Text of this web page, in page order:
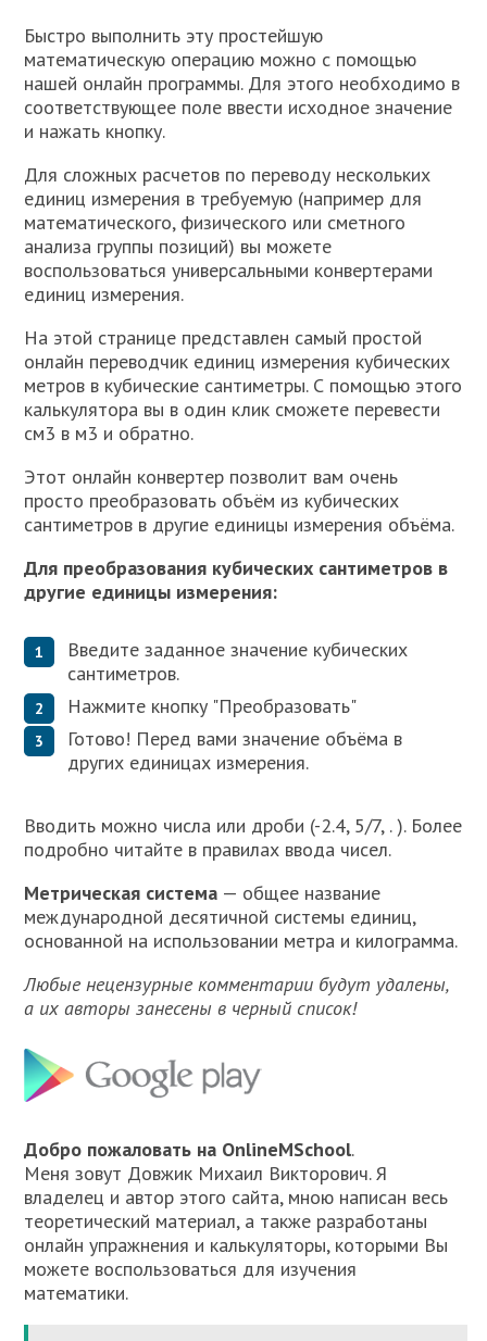
Быстро выполнить эту простейшую
математическую операцию можно с помощью
нашей онлайн программы. Для этого необходимо в
соответствующее поле ввести исходное значение
и нажать кнопку.
Для сложных расчетов по переводу нескольких
единиц измерения в требуемую (например для
математического, физического или сметного
анализа группы позиций) вы можете
воспользоваться универсальными конвертерами
единиц измерения.
На этой странице представлен самый простой
онлайн переводчик единиц измерения кубических
метров в кубические сантиметры. С помощью этого
калькулятора вы в один клик сможете перевести
см3 в м3 и обратно.
Этот онлайн конвертер позволит вам очень
просто преобразовать объём из кубических
сантиметров в другие единицы измерения объёма.
Для преобразования кубических сантиметров в
другие единицы измерения:
Введите заданное значение кубических
сантиметров.
Нажмите кнопку "Преобразовать"
Готово! Перед вами значение объёма в
других единицах измерения.
Вводить можно числа или дроби (-2.4, 5/7, . ). Более
подробно читайте в правилах ввода чисел.
Метрическая система — общее название
международной десятичной системы единиц,
основанной на использовании метра и килограмма.
Любые нецензурные комментарии будут удалены,
а их авторы занесены в черный список!
Добро пожаловать на OnlineMSchool.
Меня зовут Довжик Михаил Викторович. Я
владелец и автор этого сайта, мною написан весь
теоретический материал, а также разработаны
онлайн упражнения и калькуляторы, которыми Вы
можете воспользоваться для изучения
математики.